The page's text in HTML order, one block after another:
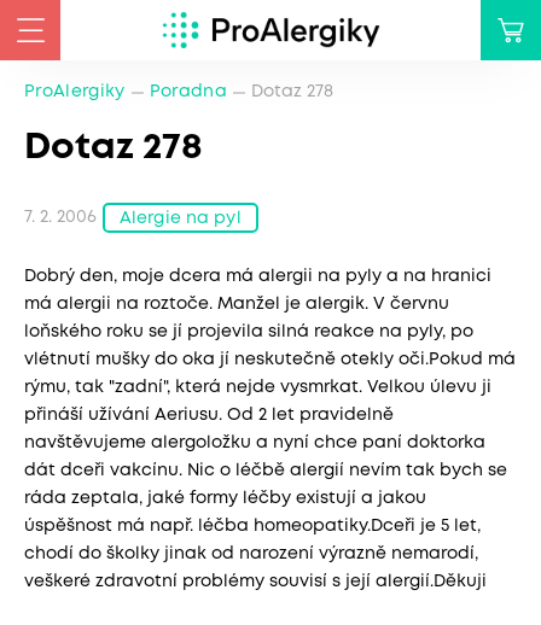
ProAlergiky Poradna Dotaz 278
Dotaz 278
7. 2. 2006 Alergie na pyl
Dobrý den, moje dcera má alergii na pyly a na hranici
má alergii na roztoče. Manžel je alergik. V červnu
loňského roku se jí projevila silná reakce na pyly, po
vlétnutí mušky do oka jí neskutečně otekly oči.Pokud má
rýmu, tak "zadní", která nejde vysmrkat. Velkou úlevu ji
přináší užívání Aeriusu. Od 2 let pravidelně
navštěvujeme alergoložku a nyní chce paní doktorka
dát dceři vakcínu. Nic o léčbě alergií nevím tak bych se
ráda zeptala, jaké formy léčby existují a jakou
úspěšnost má např. léčba homeopatiky.Dceři je 5 let,
chodí do školky jinak od narození výrazně nemarodí,
veškeré zdravotní problémy souvisí s její alergií.Děkuji